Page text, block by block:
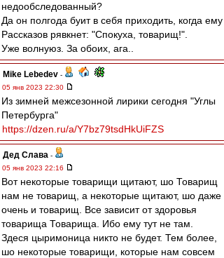
недообследованный?
Да он полгода буит в себя приходить, когда ему
Рассказов рявкнет: "Спокуха, товарищ!".
Уже волнуюз. За обоих, ага..
Mike Lebedev -
05 янв 2023 22:30
Из зимней межсезонной лирики сегодня "Углы
Петербурга"
https://dzen.ru/a/Y7bz79tsdHkUiFZS
Дед Слава -
05 янв 2023 22:16
Вот некоторые товарищи щитают, шо Товарищ
нам не товарищ, а некоторые щитают, шо даже
очень и товарищ. Все зависит от здоровья
товарища Товарища. Ибо ему тут не там.
Здеся цыримоница никто не будет. Тем более,
шо некоторые товарищи, которые нам совсем